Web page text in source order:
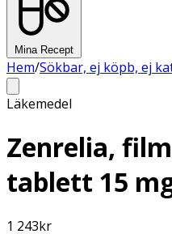
Mina Recept
Hem/Sökbar, ej köpb, ej
Läkemedel
Zenrelia,
tablett 15
1 243kr